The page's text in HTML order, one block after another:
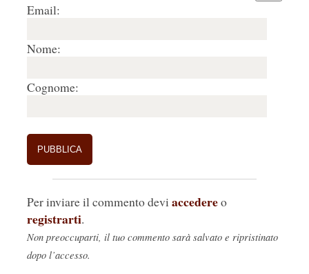
Email:
Nome:
Cognome:
Per inviare il commento devi accedereo
registrarti.
Non preoccuparti, il tuo commento sarà salvato e ripristinato
dopo l’accesso.